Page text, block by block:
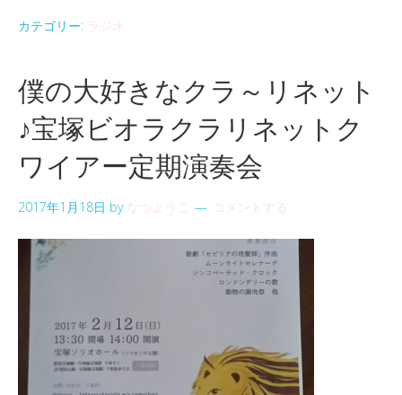
カテゴリー: ラジオ
僕の大好きなクラ～リネット
♪宝塚ビオラクラリネットク
ワイアー定期演奏会
2017年1月18日 by なつようこ コメントする